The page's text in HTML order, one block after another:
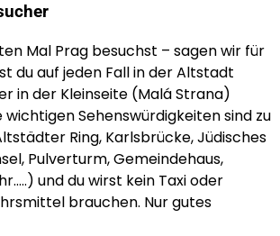
Mal Prag besuchst – sagen wir für
du auf jeden Fall in der Altstadt
in der Kleinseite (Malá Strana)
Sehenswürdigkeiten sind zu
Ring, Karlsbrücke, Jüdisches
Pulverturm, Gemeindehaus,
und du wirst kein Taxi oder
brauchen. Nur gutes